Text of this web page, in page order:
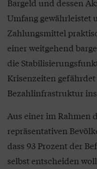
Bargeld und dessen
Umfang gewährleistet
Zahlungsmittel
einer weitgehend
die
Krisenzeiten
Bezahlinfrastruktur
Aus einer im Rahmen
repräsentativen
dass 93 Prozent der
selbst entscheiden